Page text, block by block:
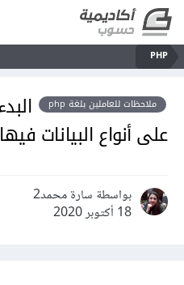
PHP
ملاحظات للعاملين بلغة php
على أنواع البيانات فيها
بواسطة سارة محمد2
18 أكتوبر 2020